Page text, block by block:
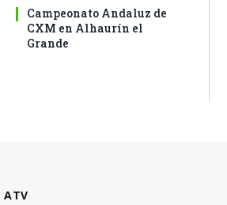
Campeonato Andaluz de
CXM en Alhaurín el
Grande
ATV